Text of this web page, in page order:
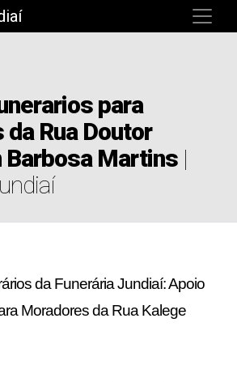
para
Rua Doutor
Martins |
da Funerária Jundiaí: Apoio
Moradores da Rua Kalege